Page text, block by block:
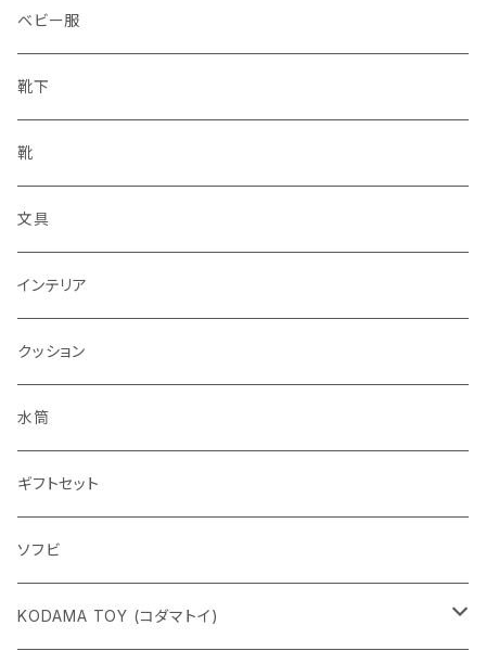
ベビー服
靴下
靴
文具
インテリア
クッション
水筒
ギフトセット
ソフビ
KODAMA TOY (コダマトイ)